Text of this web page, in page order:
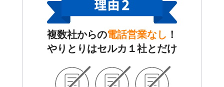
複数社からの電話営業なし ！
やりとりはセルカ１社とだけ